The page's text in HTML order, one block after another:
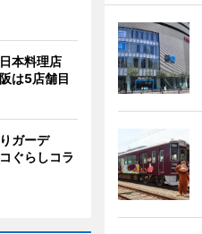
本料理店
は5店舗目
ガーデ
ぐらしコラ